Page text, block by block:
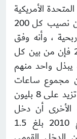
الأمريكية
أنموذجاً لوجدنا الإحصاءات تشير إلى أن نصيب كل 200
، وأنه وفق
التقديرات الأمريكية الرسمية لعام 2010 فإن من بين كل
يبذل واحد منهم
مجموع ساعات
العمل التطوعي للمواطنين الأمريكيين تزيد على 8 بليون
أن دخل
منظمات النفع العام في أمريكا لعام 2010 بلغ 1.5